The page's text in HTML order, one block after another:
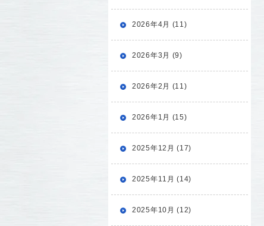
2026年4月 (11)
2026年3月 (9)
2026年2月 (11)
2026年1月 (15)
2025年12月 (17)
2025年11月 (14)
2025年10月 (12)